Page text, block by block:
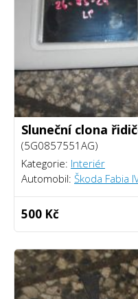
Sluneční clona
(5G0857551AG)
Kategorie: Interiér
Automobil: Škoda Fabia
500 Kč